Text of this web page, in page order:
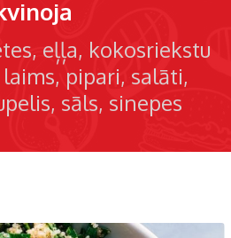
eļļa kokosriekstu
laims pipari salāti
sāls sinepes